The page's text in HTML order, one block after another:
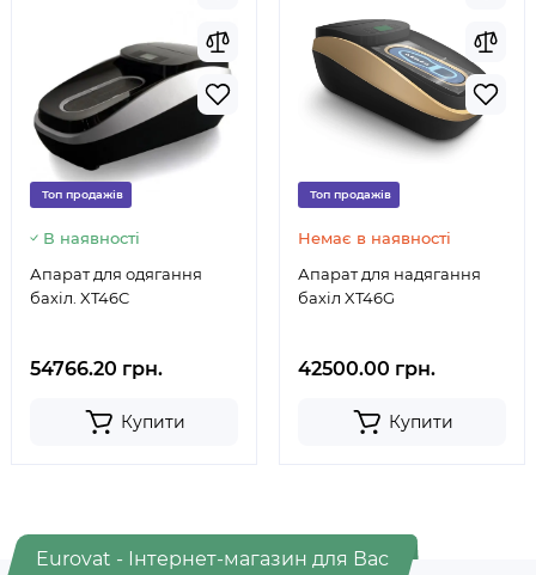
Топ продажів
В наявності
Апарат для одягання
бахіл. XT46C
54766.20 грн.
Купити
Топ продажів
Немає в наявності
Апарат для надягання
бахіл XT46G
42500.00 грн.
Купити
Eurovat - Інтернет-магазин для Вас